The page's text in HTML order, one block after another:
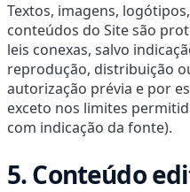
Textos, imagens,
conteúdos do Site são
leis conexas, salvo
reprodução, distribuição
autorização prévia e por
exceto nos limites
com indicação da fonte).
5. Conteúdo